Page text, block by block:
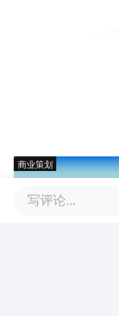
商业策划
写评论...